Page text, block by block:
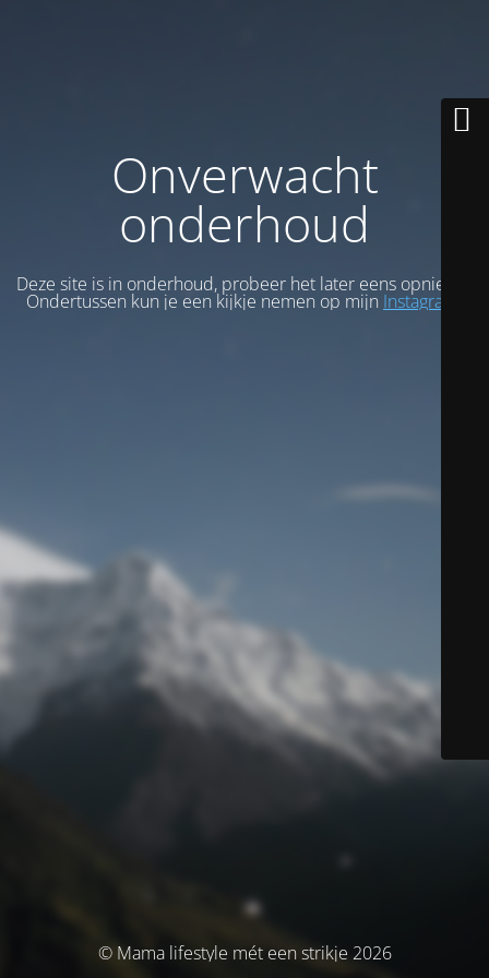
Onverwacht
onderhoud
Deze site is in onderhoud, probeer het later eens opnieuw.
Ondertussen kun je een kijkje nemen op mijn Instagram
© Mama lifestyle mét een strikje 2026